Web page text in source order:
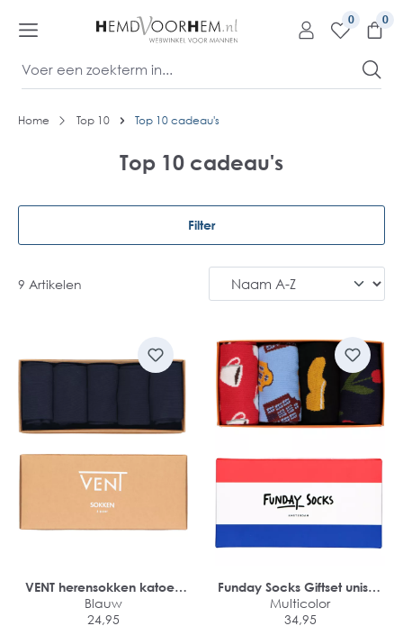
0
Home Top 10 Top 10 cadeau's
Top 10 cadeau's
Filter
9 Artikelen
VENT herensokken katoen
(5-pack)
Blauw
24,95
Funday Socks Giftset unisex
sokken (4-pack)
Multicolor
34,95